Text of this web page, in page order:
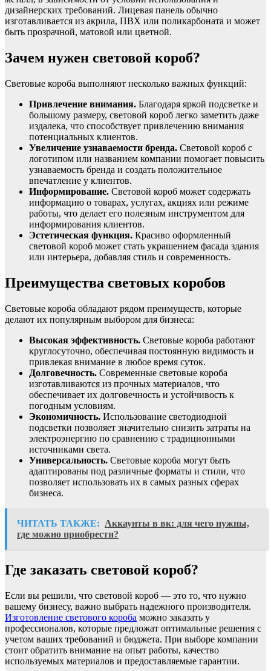
дизайнерских требований. Лицевая панель обычно
изготавливается из акрила, ПВХ или поликарбоната и может
быть прозрачной, матовой или цветной.
Зачем нужен световой короб?
Световые короба выполняют несколько важных функций:
Привлечение внимания. Благодаря яркой подсветке и
большому размеру, световой короб легко заметить даже
издалека, что способствует привлечению внимания
потенциальных клиентов.
Увеличение узнаваемости бренда. Световой короб с
логотипом или названием компании помогает повысить
узнаваемость бренда и создать положительное
впечатление у клиентов.
Информирование. Световой короб может содержать
информацию о товарах, услугах, акциях или режиме
работы, что делает его полезным инструментом для
информирования клиентов.
Эстетическая функция. Красиво оформленный
световой короб может стать украшением фасада здания
или интерьера, добавляя стиль и современность.
Преимущества световых коробов
Световые короба обладают рядом преимуществ, которые
делают их популярным выбором для бизнеса:
Высокая эффективность. Световые короба работают
круглосуточно, обеспечивая постоянную видимость и
привлекая внимание в любое время суток.
Долговечность. Современные световые короба
изготавливаются из прочных материалов, что
обеспечивает их долговечность и устойчивость к
погодным условиям.
Экономичность. Использование светодиодной
подсветки позволяет значительно снизить затраты на
электроэнергию по сравнению с традиционными
источниками света.
Универсальность. Световые короба могут быть
адаптированы под различные форматы и стили, что
позволяет использовать их в самых разных сферах
бизнеса.
ЧИТАТЬ ТАКЖЕ: Аккаунты в вк: для чего нужны,
где можно приобрести?
Где заказать световой короб?
Если вы решили, что световой короб — это то, что нужно
вашему бизнесу, важно выбрать надежного производителя.
Изготовление светового короба можно заказать у
профессионалов, которые предложат оптимальные решения с
учетом ваших требований и бюджета. При выборе компании
стоит обратить внимание на опыт работы, качество
используемых материалов и предоставляемые гарантии.